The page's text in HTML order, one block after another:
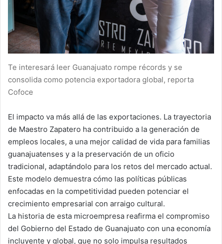
Te interesará leer Guanajuato rompe récords y se
consolida como potencia exportadora global, reporta
Cofoce
El impacto va más allá de las exportaciones. La trayectoria
de Maestro Zapatero ha contribuido a la generación de
empleos locales, a una mejor calidad de vida para familias
guanajuatenses y a la preservación de un oficio
tradicional, adaptándolo para los retos del mercado actual.
Este modelo demuestra cómo las políticas públicas
enfocadas en la competitividad pueden potenciar el
crecimiento empresarial con arraigo cultural.
La historia de esta microempresa reafirma el compromiso
del Gobierno del Estado de Guanajuato con una economía
incluyente y global, que no solo impulsa resultados